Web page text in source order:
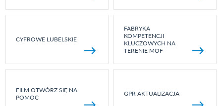
CYFROWE LUBELSKIE
FABRYKA
KOMPETENCJI
KLUCZOWYCH NA
TERENIE MOF
FILM OTWÓRZ SIĘ NA
POMOC
GPR AKTUALIZACJA